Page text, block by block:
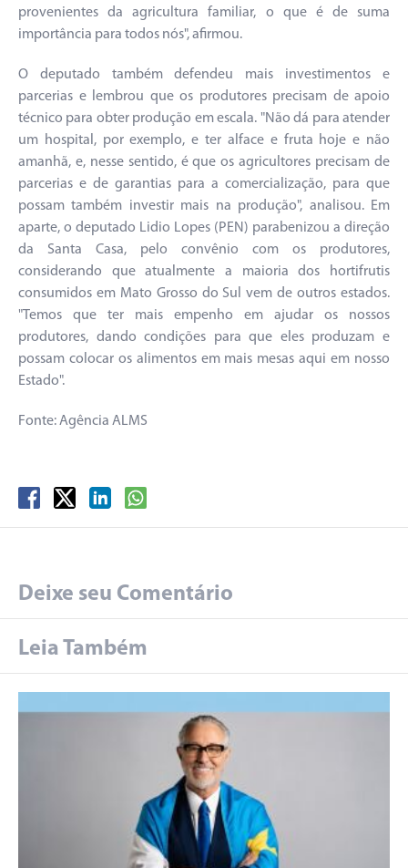
provenientes da agricultura familiar, o que é de suma
importância para todos nós", afirmou.
O deputado também defendeu mais investimentos e
parcerias e lembrou que os produtores precisam de apoio
técnico para obter produção em escala. "Não dá para atender
um hospital, por exemplo, e ter alface e fruta hoje e não
amanhã, e, nesse sentido, é que os agricultores precisam de
parcerias e de garantias para a comercialização, para que
possam também investir mais na produção", analisou. Em
aparte, o deputado Lidio Lopes (PEN) parabenizou a direção
da Santa Casa, pelo convênio com os produtores,
considerando que atualmente a maioria dos hortifrutis
consumidos em Mato Grosso do Sul vem de outros estados.
"Temos que ter mais empenho em ajudar os nossos
produtores, dando condições para que eles produzam e
possam colocar os alimentos em mais mesas aqui em nosso
Estado".
Fonte: Agência ALMS
Deixe seu Comentário
Leia Também